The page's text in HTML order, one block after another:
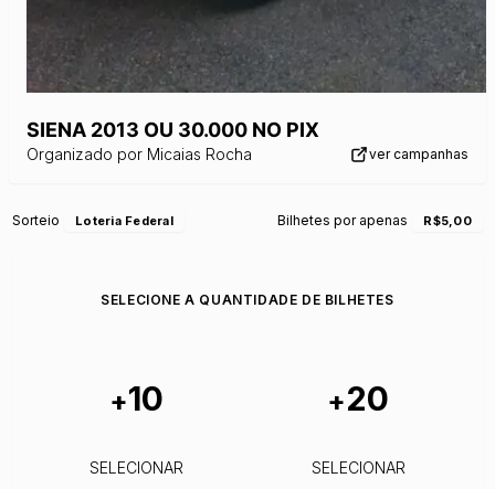
SIENA 2013 OU 30.000 NO PIX
Organizado por Micaias Rocha ver campanhas
Sorteio Loteria Federal Bilhetes por apenas R$5,00
SELECIONE A QUANTIDADE DE BILHETES
+10
SELECIONAR
+20
SELECIONAR